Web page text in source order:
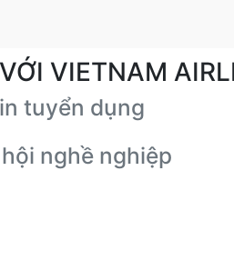
VIETNAM
tuyển dụng
nghề nghiệp